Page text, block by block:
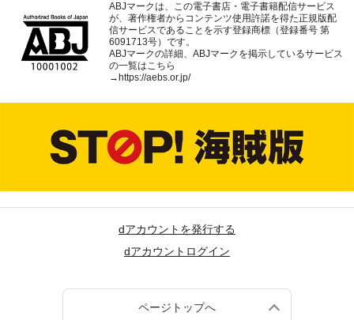
ABJマークは、この電子書店・電子書籍配信サービス
が、著作権者からコンテンツ使用許諾を得た正規版配
信サービスであることを示す登録商標（登録番号 第
6091713号）です。
ABJマークの詳細、ABJマークを掲示しているサービス
の一覧はこちら
→ https://aebs.or.jp/
dアカウントを発行する
dアカウントログイン
ページトップへ